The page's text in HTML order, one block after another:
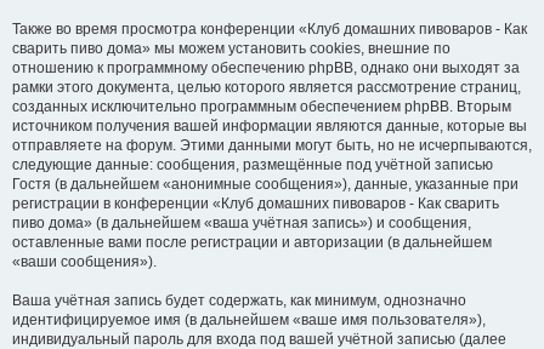
Также во время просмотра конференции «Клуб домашних пивоваров - Как
cварить пиво дома» мы можем установить cookies, внешние по
отношению к программному обеспечению phpBB, однако они выходят за
рамки этого документа, целью которого является рассмотрение страниц,
созданных исключительно программным обеспечением phpBB. Вторым
источником получения вашей информации являются данные, которые вы
отправляете на форум. Этими данными могут быть, но не исчерпываются,
следующие данные: сообщения, размещённые под учётной записью
Гостя (в дальнейшем «анонимные сообщения»), данные, указанные при
регистрации в конференции «Клуб домашних пивоваров - Как cварить
пиво дома» (в дальнейшем «ваша учётная запись») и сообщения,
оставленные вами после регистрации и авторизации (в дальнейшем
«ваши сообщения»).
Ваша учётная запись будет содержать, как минимум, однозначно
идентифицируемое имя (в дальнейшем «ваше имя пользователя»),
индивидуальный пароль для входа под вашей учётной записью (далее